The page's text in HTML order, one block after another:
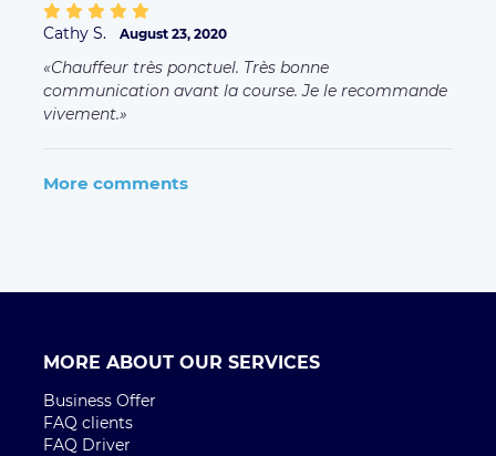
Cathy S. August 23, 2020
Chauffeur très ponctuel. Très bonne
communication avant la course. Je le recommande
vivement.
More comments
MORE ABOUT OUR SERVICES
Business Offer
FAQ clients
FAQ Driver